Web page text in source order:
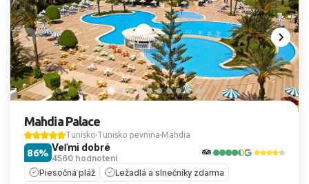
Mahdia Palace
Tunisko Tunisko pevnina Mahdia
Veľmi dobré
4560 hodnotení
86%
Piesočná pláž
Ležadlá a slnečníky zdarma